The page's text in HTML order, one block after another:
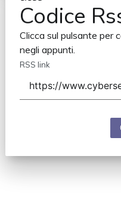
Codice
Clicca sul pulsante per
negli appunti.
RSS link